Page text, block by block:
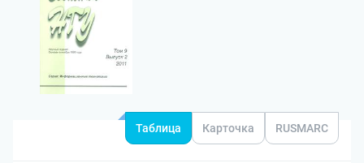
Таблица Карточка RUSMARC